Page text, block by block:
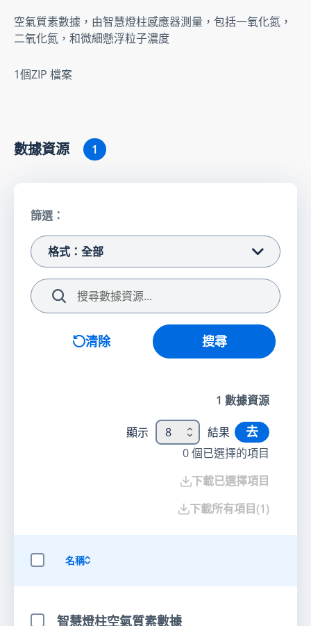
空氣質素數據，由智慧燈柱感應器測量，包括一氧化氮，
二氧化氮，和微細懸浮粒子濃度
1個ZIP 檔案
數據資源 1
篩選：
格式：全部
清除 搜尋
1 數據資源
顯示 8 結果 去
0個已選擇的項目
下載已選擇項目
下載所有項目 (1)
名稱
智慧燈柱空氣質素數據